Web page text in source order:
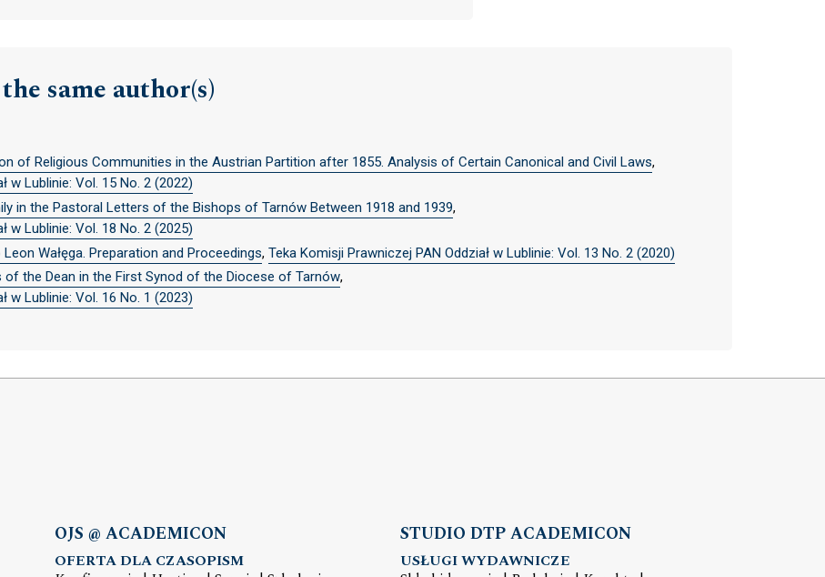
same author(s)
of Religious Communities in the Austrian Partition after 1855. Analysis of Certain Canonical and Civil Laws,
w Lublinie: Vol. 15 No. 2 (2022)
in the Pastoral Letters of the Bishops of Tarnów Between 1918 and 1939,
w Lublinie: Vol. 18 No. 2 (2025)
Wałęga. Preparation and Proceedings, Teka Komisji Prawniczej PAN Oddział w Lublinie: Vol. 13 No. 2 (2020)
of the Dean in the First Synod of the Diocese of Tarnów,
w Lublinie: Vol. 16 No. 1 (2023)
OJS @ ACADEMICON
OFERTA DLA CZASOPISM
STUDIO DTP ACADEMICON
USŁUGI WYDAWNICZE